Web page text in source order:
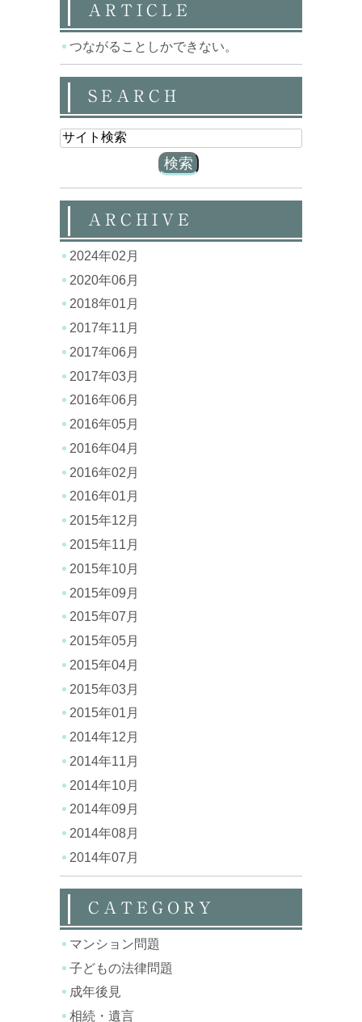
ARTICLE
つながることしかできない。
SEARCH
ARCHIVE
2024年02月
2020年06月
2018年01月
2017年11月
2017年06月
2017年03月
2016年06月
2016年05月
2016年04月
2016年02月
2016年01月
2015年12月
2015年11月
2015年10月
2015年09月
2015年07月
2015年05月
2015年04月
2015年03月
2015年01月
2014年12月
2014年11月
2014年10月
2014年09月
2014年08月
2014年07月
CATEGORY
マンション問題
子どもの法律問題
成年後見
相続・遺言